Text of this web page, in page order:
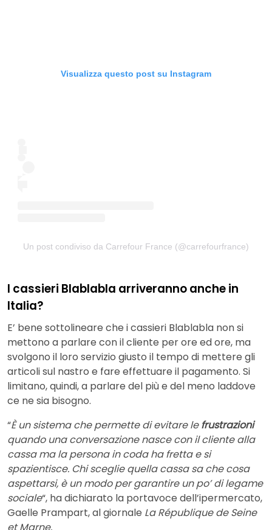
Visualizza questo post su Instagram
Un post condiviso da Carrefour France (@carrefourfrance)
I cassieri Blablabla arriveranno anche in
Italia?
E’ bene sottolineare che i cassieri Blablabla non si
mettono a parlare con il cliente per ore ed ore, ma
svolgono il loro servizio giusto il tempo di mettere gli
articoli sul nastro e fare effettuare il pagamento. Si
limitano, quindi, a parlare del più e del meno laddove
ce ne sia bisogno.
“È un sistema che permette di evitare lefrustrazioni
quando una conversazione nasce con il cliente alla
cassa ma la persona in coda ha fretta e si
spazientisce. Chi sceglie quella cassa sa che cosa
aspettarsi, è un modo per garantire un po’ di legame
sociale“, ha dichiarato la portavoce dell’ipermercato,
Gaelle Prampart, al giornale La République de Seine
et Marne.